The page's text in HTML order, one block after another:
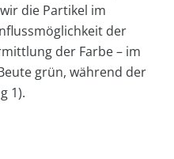
die Partikel im
der
der Farbe – im
grün, während der
1).